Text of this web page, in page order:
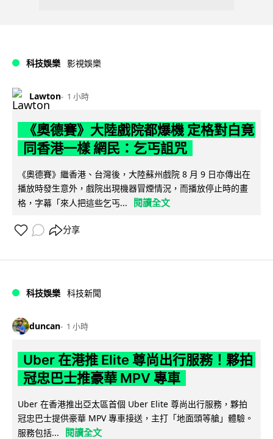
科技娛樂 影視娛樂
Lawton 1 小時
《奧德賽》大陸戲院都爆機 定格對白竟
同香港一樣 網民：乞丐詛咒
《奧德賽》繼香港、台灣後，大陸蘇州戲院 8 月 9 日亦傳出在
播放時發生意外，戲院出現機器冒煙情況，而播放停止時的畫
格，字幕「來人把這些乞丐...
閱讀全文
分享
科技娛樂 科技新聞
duncan 1 小時
Uber 在港推 Elite 尊尚出行服務！夥拍
冠忠巴士推豪華 MPV 專車
Uber 在香港推出亞太區首個 Uber Elite 尊尚出行服務，夥拍
冠忠巴士提供豪華 MPV 專車接送，主打「地面頭等艙」體驗。
服務包括...
閱讀全文